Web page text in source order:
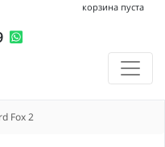
корзина пуста
Fox 2